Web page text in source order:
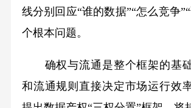
线分别回应“谁的数据”“怎么竞争
个根本问题。
确权与流通是整个框架的基
和流通规则直接决定市场运行效